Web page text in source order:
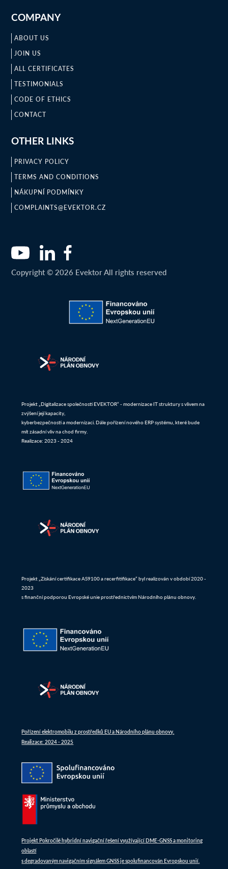
COMPANY
ABOUT US
JOIN US
ALL CERTIFICATES
TESTIMONIALS
CODE OF ETHICS
CONTACT
OTHER LINKS
PRIVACY POLICY
TERMS AND CONDITIONS
NÁKUPNÍ PODMÍNKY
COMPLAINTS@EVEKTOR.CZ
Copyright © 2026 Evektor All rights reserved
Projekt „Digitalizace společnosti EVEKTOR“ - modernizace IT struktury s vlivem na
zvýšení její kapacity,
kyberbezpečnosti a modernizaci. Dále pořízení nového ERP systému, které bude
mít zásadní vliv na chod firmy.
Realizace: 2023 - 2024
Projekt „Získání certifikace AS9100 a recerfitifikace“ byl realizován v období 2020 -
2023
s finanční podporou Evropské unie prostřednictvím Národního plánu obnovy.
Pořízení elektromobilu z prostředků EU a Národního plánu obnovy.
Realizace: 2024 - 2025
Projekt Pokročilé hybridní navigační řešení využívající DME-GNSS a monitoring
oblastí
s degradovaným navigačním signálem GNSS je spolufinancován Evropskou unií.